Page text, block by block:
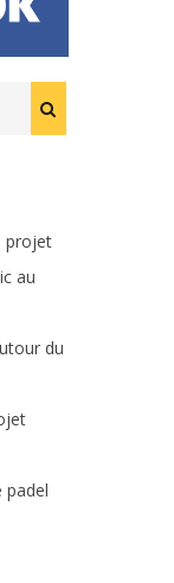
projet
au
du
padel